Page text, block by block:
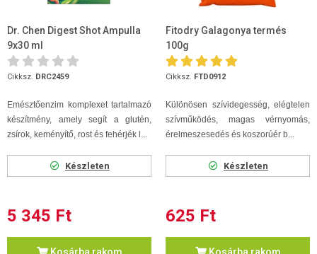
Dr. Chen Digest Shot Ampulla
9x30 ml
Cikksz. DRC2459
Emésztőenzim komplexet tartalmazó
készítmény, amely segít a glutén,
zsírok, keményítő, rost és fehérjék l...
Készleten
5 345 Ft
Fitodry Galagonya termés
100g
Cikksz. FTD0912
Különösen szívidegesség, elégtelen
szívműködés, magas vérnyomás,
érelmeszesedés és koszorúér b...
Készleten
625 Ft